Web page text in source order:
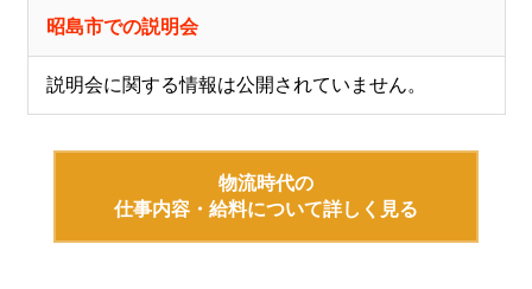
昭島市での説明会
説明会に関する情報は公開されていません。
物流時代の
仕事内容・給料について詳しく見る